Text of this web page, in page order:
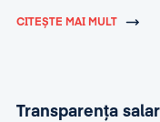
CITEȘTE MAI MULT
Transparența